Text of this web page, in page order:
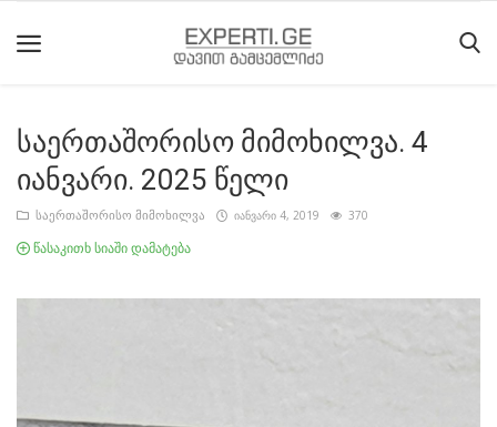
მთავარი
მიმდინარე
მოვლენები
შესახებ
ისტორია
საერთაშორისო მიმოხილვა. 4
იანვარი. 2025 წელი
საერთაშორისო მიმოხილვა იანვარი 4, 2019 370
წასაკითხ სიაში დამატება